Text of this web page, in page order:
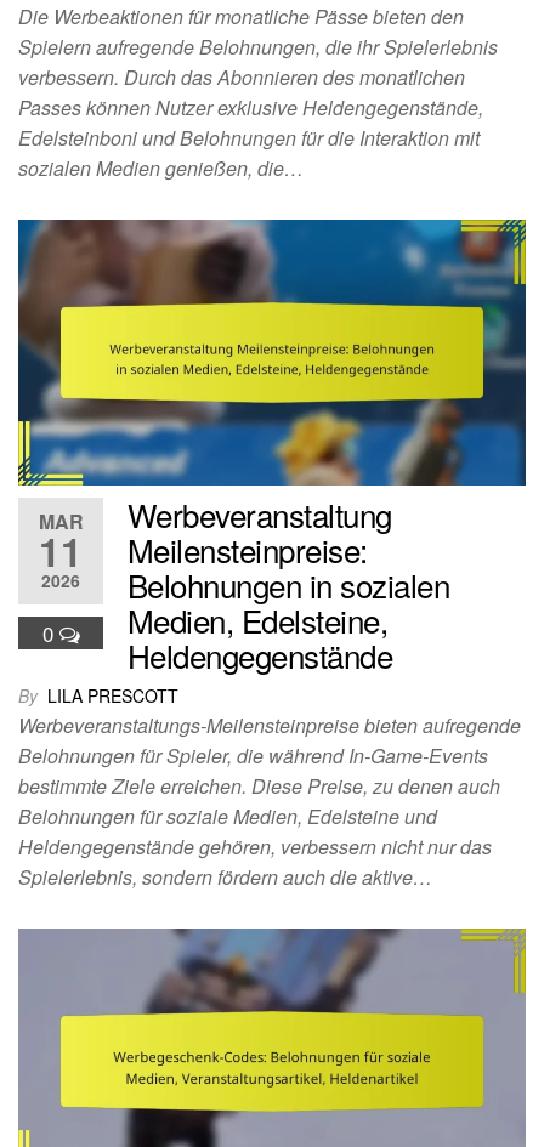
Die Werbeaktionen für monatliche Pässe bieten den
Spielern aufregende Belohnungen, die ihr Spielerlebnis
verbessern. Durch das Abonnieren des monatlichen
Passes können Nutzer exklusive Heldengegenstände,
Edelsteinboni und Belohnungen für die Interaktion mit
sozialen Medien genießen, die…
MAR
11
2026
0
Werbeveranstaltung
Meilensteinpreise:
Belohnungen in sozialen
Medien, Edelsteine,
Heldengegenstände
By LILA PRESCOTT
Werbeveranstaltungs-Meilensteinpreise bieten aufregende
Belohnungen für Spieler, die während In-Game-Events
bestimmte Ziele erreichen. Diese Preise, zu denen auch
Belohnungen für soziale Medien, Edelsteine und
Heldengegenstände gehören, verbessern nicht nur das
Spielerlebnis, sondern fördern auch die aktive…